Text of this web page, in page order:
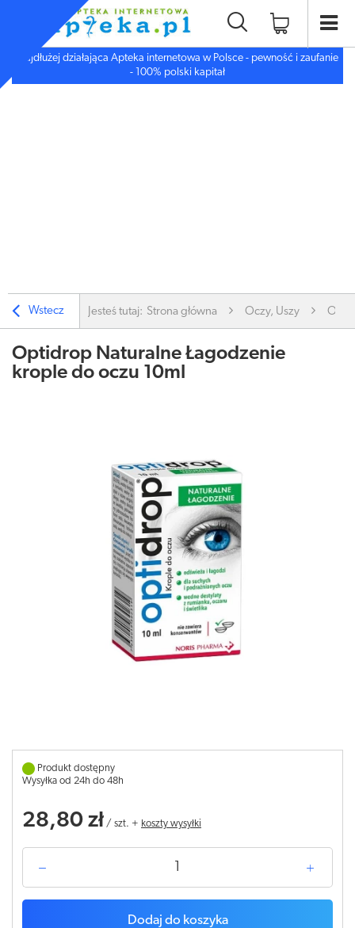
Najdłużej działająca Apteka internetowa w Polsce - pewność i zaufanie
- 100% polski kapitał
Wstecz Jesteś tutaj: Strona główna Oczy, Uszy Oczy
Optidrop Naturalne Łagodzenie
krople do oczu 10ml
Produkt dostępny
Wysyłka od 24h do 48h
28,80 zł / szt. + koszty wysyłki
Dodaj do koszyka